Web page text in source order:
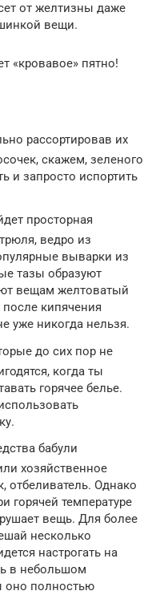
от желтизны даже
вещи.
«кровавое» пятно!
рассортировав их
скажем, зеленого
и запросто испортить
просторная
ведро из
выварки из
тазы образуют
вещам желтоватый
после кипячения
уже никогда нельзя.
до сих пор не
когда ты
горячее белье.
бабули
хозяйственное
отбеливатель. Однако
горячей температуре
вещь. Для более
несколько
настрогать на
в небольшом
оно полностью